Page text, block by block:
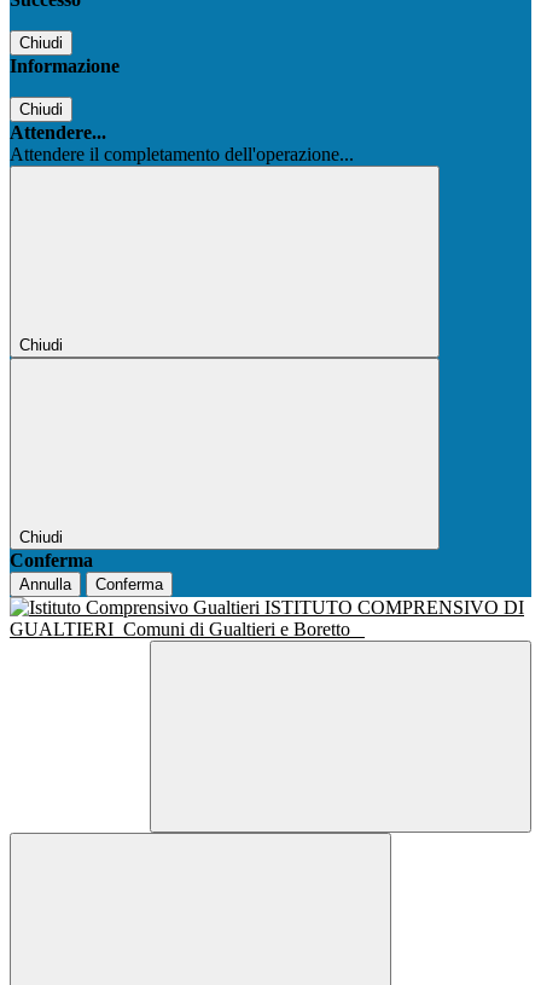
Chiudi
Informazione
Chiudi
Attendere...
Attendere il completamento dell'operazione...
Chiudi
Chiudi
Conferma
Annulla Conferma
ISTITUTO COMPRENSIVO DI
GUALTIERI Comuni di Gualtieri e Boretto